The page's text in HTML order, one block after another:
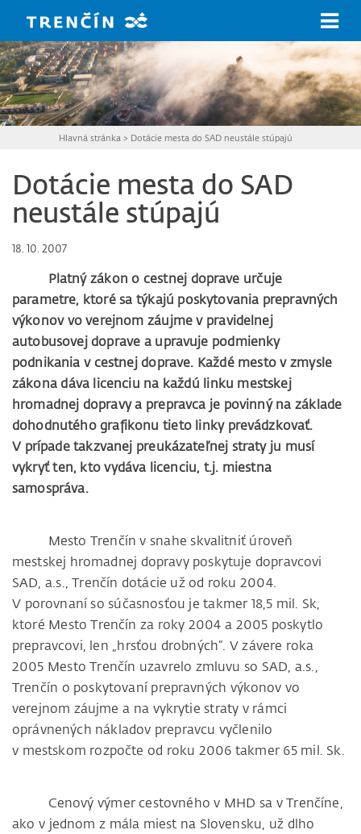
Hlavná stránka > Dotácie mesta do SAD neustále stúpajú
Dotácie mesta do SAD
neustále stúpajú
18. 10. 2007
Platný zákon o cestnej doprave určuje
parametre, ktoré sa týkajú poskytovania prepravných
výkonov vo verejnom záujme v pravidelnej
autobusovej doprave a upravuje podmienky
podnikania v cestnej doprave. Každé mesto v zmysle
zákona dáva licenciu na každú linku mestskej
hromadnej dopravy a prepravca je povinný na základe
dohodnutého grafikonu tieto linky prevádzkovať.
V prípade takzvanej preukázateľnej straty ju musí
vykryť ten, kto vydáva licenciu, t.j. miestna
samospráva.
Mesto Trenčín v snahe skvalitniť úroveň
mestskej hromadnej dopravy poskytuje dopravcovi
SAD, a.s., Trenčín dotácie už od roku 2004.
V porovnaní so súčasnosťou je takmer 18,5 mil. Sk,
ktoré Mesto Trenčín za roky 2004 a 2005 poskytlo
prepravcovi, len „hrsťou drobných“. V závere roka
2005 Mesto Trenčín uzavrelo zmluvu so SAD, a.s.,
Trenčín o poskytovaní prepravných výkonov vo
verejnom záujme a na vykrytie straty v rámci
oprávnených nákladov prepravcu vyčlenilo
v mestskom rozpočte od roku 2006 takmer 65 mil. Sk.
Cenový výmer cestovného v MHD sa v Trenčíne,
ako v jednom z mála miest na Slovensku, už dlho